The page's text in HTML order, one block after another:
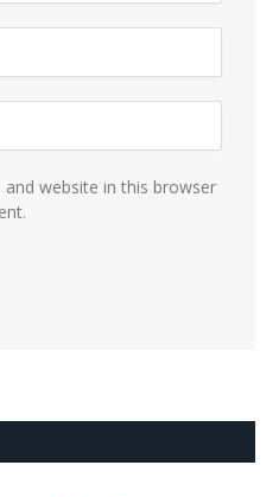
and website in this browser